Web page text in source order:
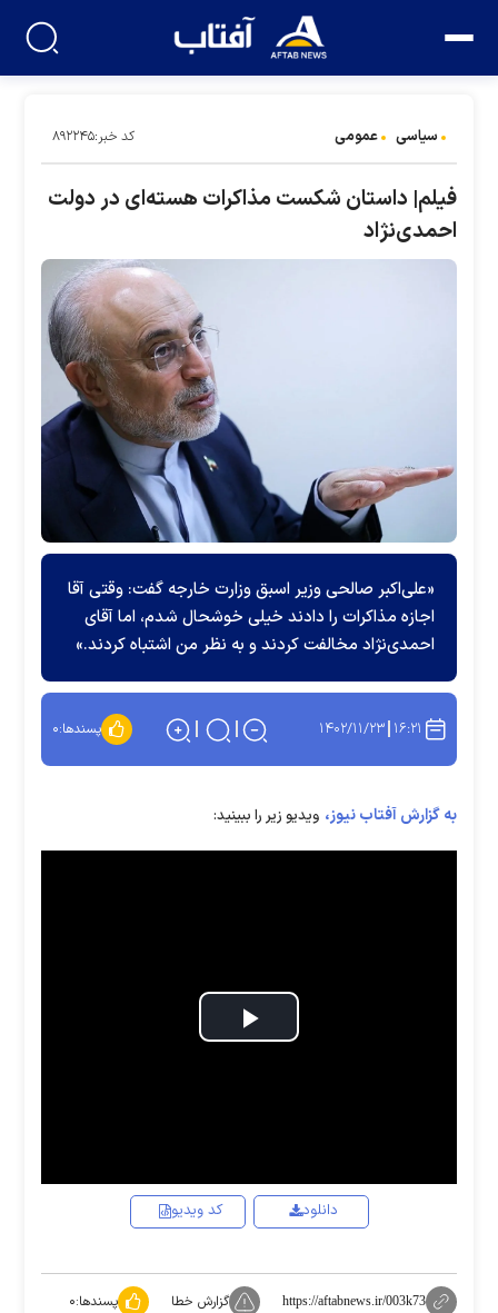
سیاسی عمومی کد خبر:۸۹۲۲۴۵
فیلم| داستان شکست مذاکرات هسته‌ای در دولت
احمدی‌نژاد
«على‌اکبر صالحی وزیر اسبق وزارت خارجه گفت: وقتی آقا
اجازه مذاکرات را دادند خیلی خوشحال شدم، اما آقای
احمدی‌نژاد مخالفت کردند و به نظر من اشتباه کردند.»
۱۶:۲۱ ۱۴۰۲/۱۱/۲۳ پسندها:۰
به گزارش آفتاب نیوز، ویدیو زیر را ببینید:
Play
کد ویدیو دانلود
https://aftabnews.ir/003k73 گزارش خطا پسندها:۰